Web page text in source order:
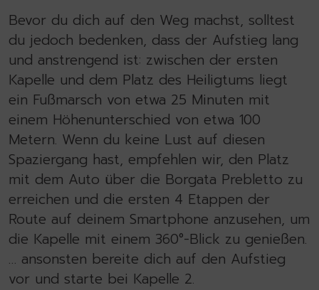
Bevor du dich auf den Weg machst, solltest
du jedoch bedenken, dass der Aufstieg lang
und anstrengend ist: zwischen der ersten
Kapelle und dem Platz des Heiligtums liegt
ein Fußmarsch von etwa 25 Minuten mit
einem Höhenunterschied von etwa 100
Metern. Wenn du keine Lust auf diesen
Spaziergang hast, empfehlen wir, den Platz
mit dem Auto über die Borgata Prebletto zu
erreichen und die ersten 4 Etappen der
Route auf deinem Smartphone anzusehen, um
die Kapelle mit einem 360°-Blick zu genießen.
… ansonsten bereite dich auf den Aufstieg
vor und starte bei Kapelle 2.